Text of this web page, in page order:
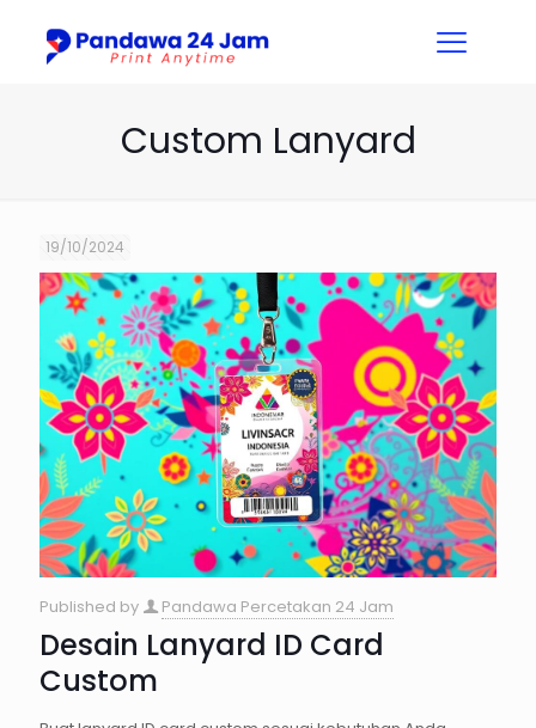
Custom Lanyard
19/10/2024
Published by Pandawa Percetakan 24 Jam
Desain Lanyard ID Card
Custom